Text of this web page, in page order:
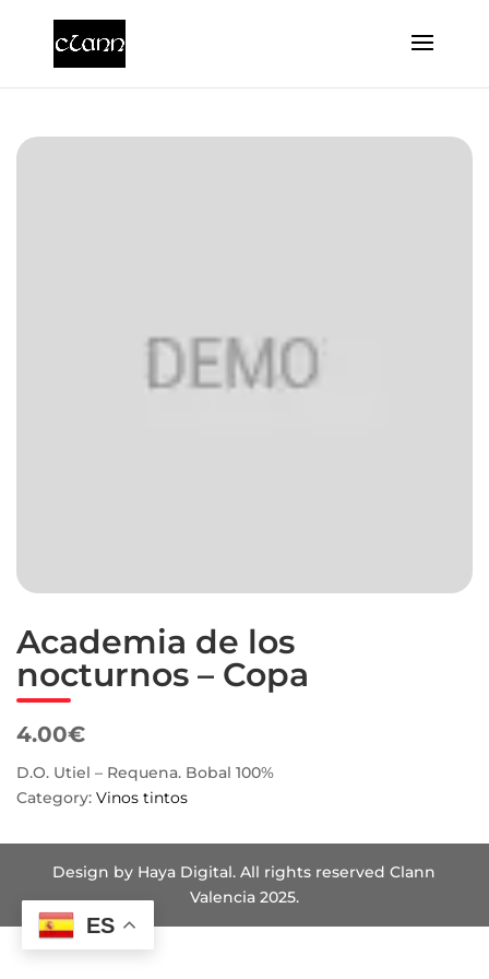
Academia de los
nocturnos – Copa
4.00€
D.O. Utiel – Requena. Bobal 100%
Category: Vinos tintos
Design by Haya Digital. All rights reserved Clann
Valencia 2025.
ES